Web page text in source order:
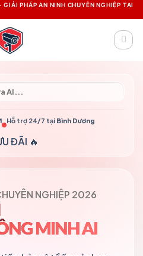
GIẢI PHÁP AN NINH CHUYÊN NGHIỆP TẠI
Hỗ trợ 24/7 tại Bình Dương
ĐÃI 🔥
NGHIỆP 2026
MINH AI